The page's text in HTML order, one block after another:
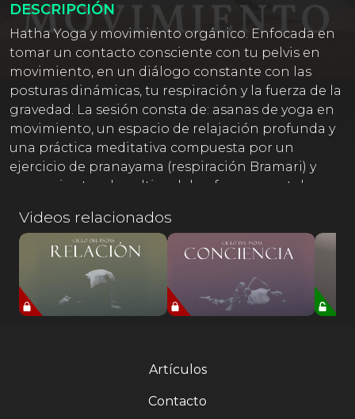
DESCRIPCIÓN
Hatha Yoga y movimiento orgánico. Enfocada en
tomar un contacto consciente con tu pelvis en
movimiento, en un diálogo constante con las
posturas dinámicas, tu respiración y la fuerza de la
gravedad. La sesión consta de: asanas de yoga en
movimiento, un espacio de relajación profunda y
una práctica meditativa compuesta por un
ejercicio de pranayama (respiración Bramari) y
unos minutos de cultivo del enfoque mental
Videos relacionados
Artículos
Contacto